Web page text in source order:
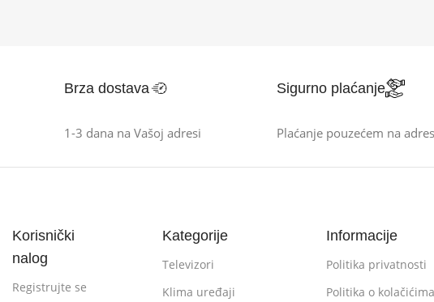
Brza dostava
1-3 dana na Vašoj adresi
Sigurno plaćanje
Plaćanje pouzećem na
Korisnički
nalog
Registrujte se
Kategorije
Televizori
Klima uređaji
Informacije
Politika privatnosti
Politika o kolačićima